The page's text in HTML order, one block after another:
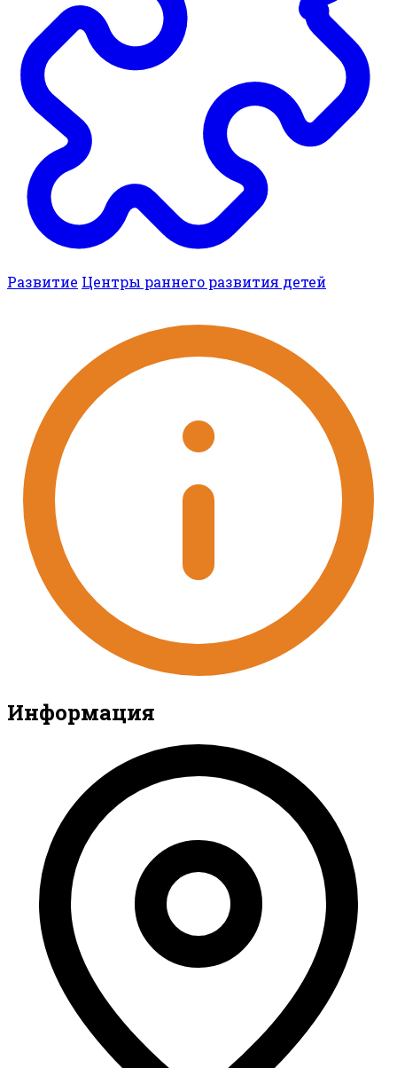
Развитие Центры раннего развития детей
Информация